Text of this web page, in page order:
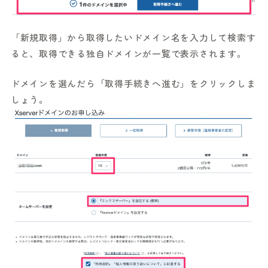
「新規取得」から取得したいドメイン名を入力して検索す
ると、取得できる独自ドメインが一覧で表示されます。
ドメインを選んだら「取得手続きへ進む」をクリックしま
しょう。